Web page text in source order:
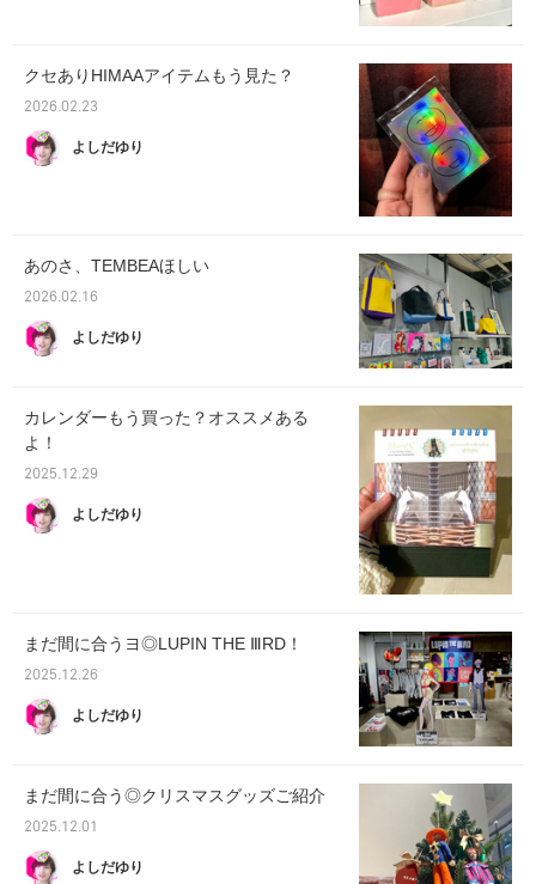
クセありHIMAAアイテムもう見た？
2026.02.23
よしだゆり
あのさ、TEMBEAほしい
2026.02.16
よしだゆり
カレンダーもう買った？オススメある
よ！
2025.12.29
よしだゆり
まだ間に合うヨ◎LUPIN THE ⅢRD！
2025.12.26
よしだゆり
まだ間に合う◎クリスマスグッズご紹介
2025.12.01
よしだゆり